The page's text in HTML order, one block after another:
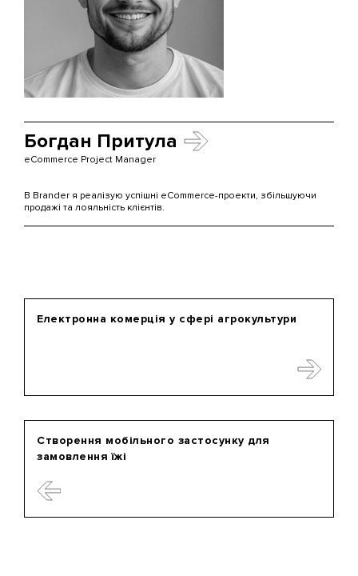
Богдан Притула
eCommerce Project Manager
В Brander я реалізую успішні eCommerce-проекти, збільшуючи
продажі та лояльність клієнтів.
Створення мобільного застосунку для
замовлення їжі
Електронна комерція у сфері агрокультури